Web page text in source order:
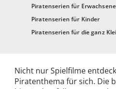
Piratenserien für Erwachsene
Piratenserien für Kinder
Piratenserien für die ganz
Nicht nur Spielfilme
Piratenthema für sich. Die